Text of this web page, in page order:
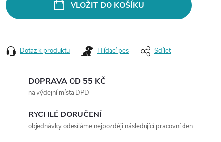
VLOŽIT DO KOŠÍKU
Dotaz k produktu Hlídací pes Sdílet
DOPRAVA OD 55 KČ
na výdejní místa DPD
RYCHLÉ DORUČENÍ
objednávky odesíláme nejpozději následující pracovní den